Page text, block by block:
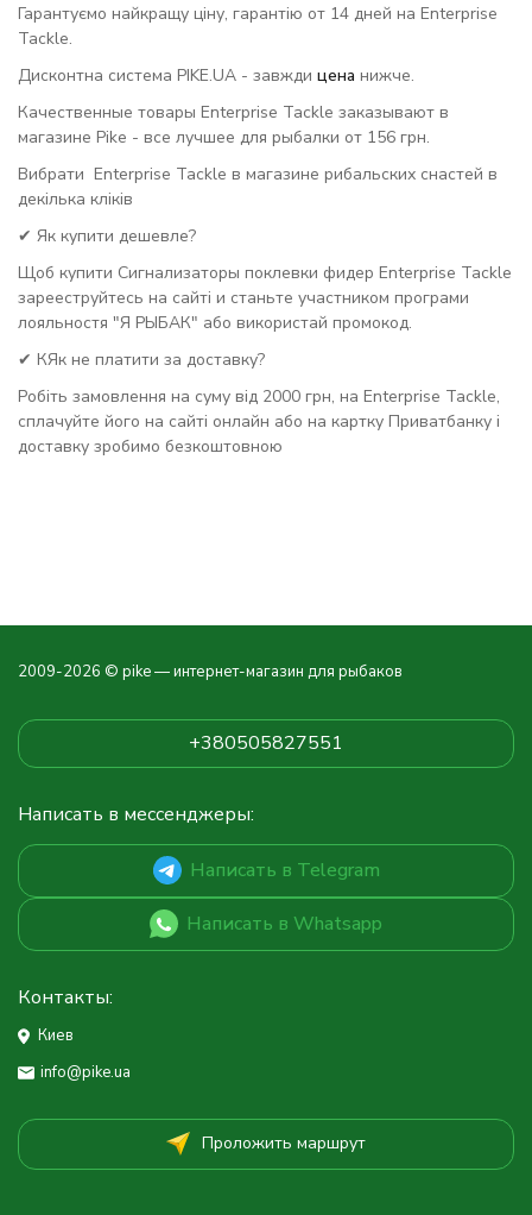
Гарантуємо найкращу ціну, гарантію от 14 дней на Enterprise
Tackle.
Дисконтна система PIKE.UA - завжди цена нижче.
Качественные товары Enterprise Tackle заказывают в
магазине Pike - все лучшее для рыбалки от 156 грн.
Вибрати Enterprise Tackle в магазине рибальских снастей в
декілька кліків
✔ Як купити дешевле?
Щоб купити Сигнализаторы поклевки фидер Enterprise Tackle
зарееструйтесь на сайті и станьте участником програми
лояльностя "Я РЫБАК" або використай промокод.
✔ КЯк не платити за доставку?
Робіть замовлення на суму від 2000 грн, на Enterprise Tackle,
сплачуйте його на сайті онлайн або на картку Приватбанку і
доставку зробимо безкоштовною
2009-2026 © pike — интернет-магазин для рыбаков
+380505827551
Написать в мессенджеры:
Написать в Telegram
Написать в Whatsapp
Контакты:
Киев
info@pike.ua
Проложить маршрут